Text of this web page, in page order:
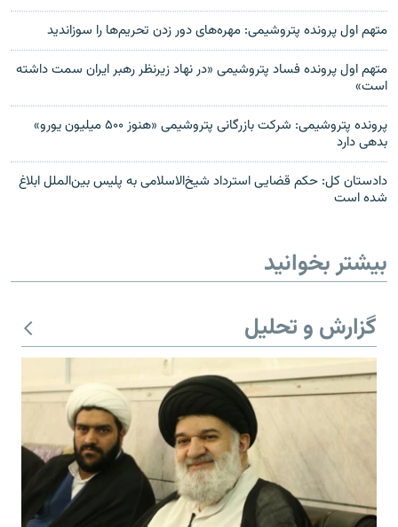
متهم اول پرونده پتروشیمی: مهره‌های دور زدن تحریم‌ها را سوزاندید
متهم اول پرونده فساد پتروشیمی «در نهاد زیرنظر رهبر ایران سمت داشته
است»
پرونده پتروشیمی: شرکت بازرگانی پتروشیمی «هنوز ۵۰۰ میلیون یورو»
بدهی دارد
دادستان کل: حکم قضایی استرداد شیخ‌الاسلامی به پلیس بین‌الملل ابلاغ
شده است
بیشتر بخوانید
گزارش و تحلیل